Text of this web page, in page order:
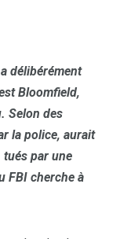
délibérément
Bloomfield,
Selon des
la police, aurait
par une
FBI cherche à